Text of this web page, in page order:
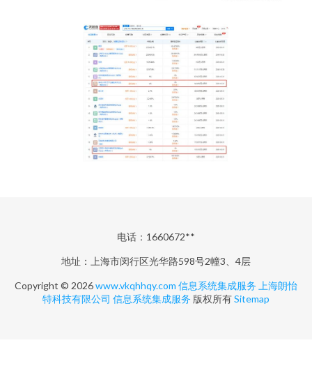
电话：1660672**
地址：上海市闵行区光华路598号2幢3、4层
Copyright © 2026www.vkqhhqy.com 信息系统集成服务 上海朗怡
特科技有限公司 信息系统集成服务 版权所有Sitemap